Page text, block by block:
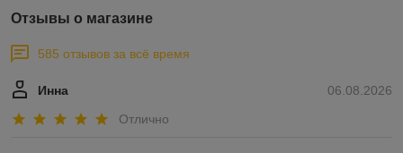
Отзывы о магазине
585 отзывов за всё время
06.08.2026
Инна
Отлично